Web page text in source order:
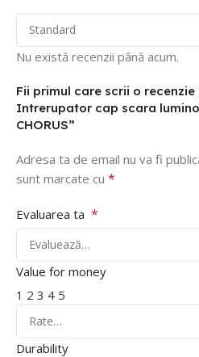
Nu există recenzii până acum.
Fii primul care scrii o recenzie
Intrerupator cap scara
CHORUS”
Adresa ta de email nu va fi
sunt marcate cu *
Evaluarea ta *
Value for money
1 2 3 4 5
Durability